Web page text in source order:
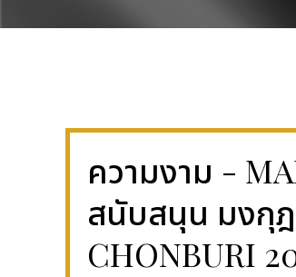
ความงาม -
สนับสนุน มงกุฎ
CHONBURI